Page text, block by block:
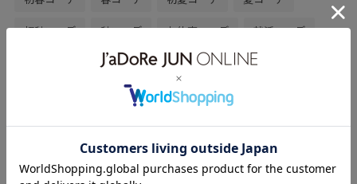
初秋コーデ 秋コーデ お仕事コーデ 就活コーデ
セレモニーコーデ 卒園式コーデ 授業参観日コーデ
運動会コーデ デートコーデ
お出かけコーデ 旅行コーデ アウトドアコーデ
クリスマスコーデ